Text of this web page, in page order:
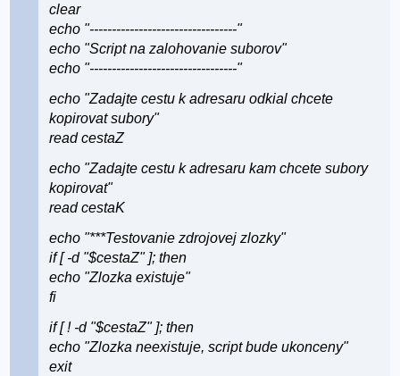
clear
echo "---------------------------------"
echo "Script na zalohovanie suborov"
echo "---------------------------------"
echo "Zadajte cestu k adresaru odkial chcete
kopirovat subory"
read cestaZ
echo "Zadajte cestu k adresaru kam chcete subory
kopirovat"
read cestaK
echo "***Testovanie zdrojovej zlozky"
if [ -d "$cestaZ" ]; then
echo "Zlozka existuje"
fi
if [ ! -d "$cestaZ" ]; then
echo "Zlozka neexistuje, script bude ukonceny"
exit